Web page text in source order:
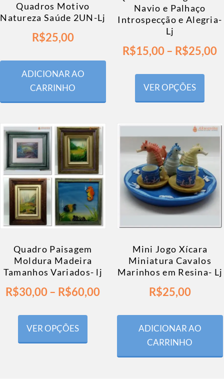
Quadros Motivo
Natureza Saúde 2UN-Lj
R$25,00
ADICIONAR AO
CARRINHO
Navio e Palhaço
Introspecção e Alegria-
Lj
R$15,00– R$25,00
VER OPÇÕES
Quadro Paisagem
Moldura Madeira
Tamanhos Variados- lj
R$30,00– R$60,00
VER OPÇÕES
Mini Jogo Xícara
Miniatura Cavalos
Marinhos em Resina- Lj
R$25,00
ADICIONAR AO
CARRINHO